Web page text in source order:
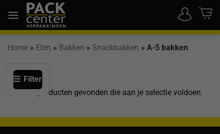
naar
inhoud
Home » Eten » Bakken » Snackbakken » A-5 bakken
Filter
Geen producten gevonden die aan je selectie voldoen.